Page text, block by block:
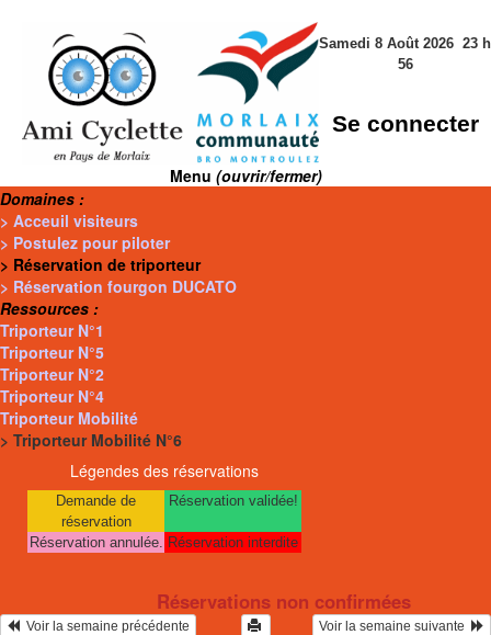
Samedi 8 Août 2026 23 h
56
Se connecter
Menu (ouvrir/fermer)
Domaines :
> Acceuil visiteurs
> Postulez pour piloter
> Réservation de triporteur
> Réservation fourgon DUCATO
Ressources :
Triporteur N°1
Triporteur N°5
Triporteur N°2
Triporteur N°4
Triporteur Mobilité
> Triporteur Mobilité N°6
Légendes des réservations
Demande de
réservation
Réservation validée!
Réservation annulée. Réservation interdite
Réservations non confirmées
  Voir la semaine précédente
Voir la semaine suivante